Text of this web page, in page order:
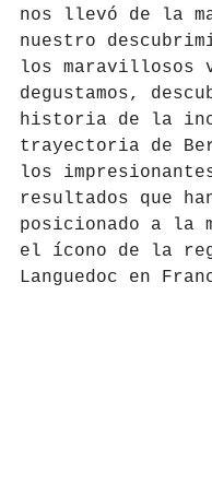
nos llevó de la
nuestro
los maravillosos
degustamos,
historia de la
trayectoria de
los
resultados que
posicionado a la
el ícono de la
Languedoc en